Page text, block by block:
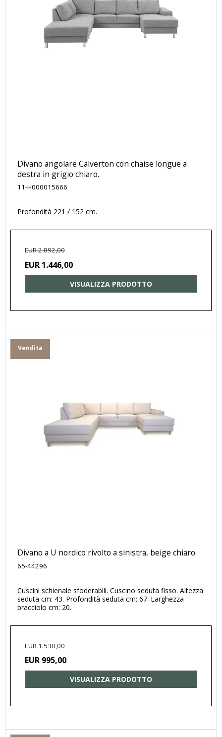
Divano angolare Calverton con chaise longue a
destra in grigio chiaro.
11-H000015666
Profondità 221 / 152 cm.
EUR 2.892,00
EUR 1.446,00
VISUALIZZA PRODOTTO
Vendita
Divano a U nordico rivolto a sinistra, beige chiaro.
65-44296
Cuscini schienale sfoderabili. Cuscino seduta fisso. Altezza
seduta cm: 43. Profondità seduta cm: 67. Larghezza
bracciolo cm: 20.
EUR 1.530,00
EUR 995,00
VISUALIZZA PRODOTTO